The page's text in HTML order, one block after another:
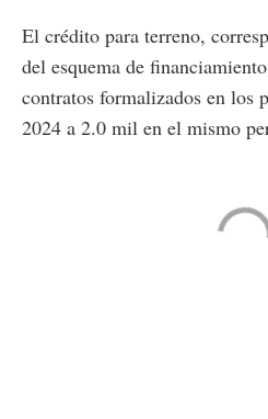
El crédito para terreno,
del esquema de
contratos formalizados en los
2024 a 2.0 mil en el mismo